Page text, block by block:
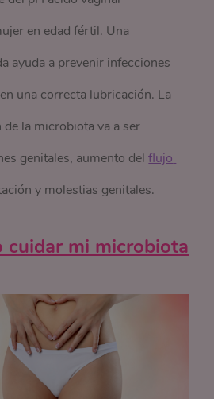
en edad fértil. Una
ayuda a prevenir infecciones
una correcta lubricación. La
la microbiota va a ser
genitales, aumento delflujo
y molestias genitales.
cuidar mi microbiota